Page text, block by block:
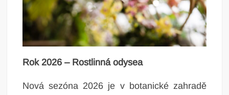
Rok 2026 – Rostlinná odysea
Nová sezóna 2026 je v botanické zahradě